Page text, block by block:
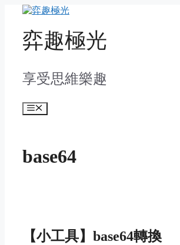
content弈趣極光
享受思維樂趣
Menu
base64
【小工具】base64轉換